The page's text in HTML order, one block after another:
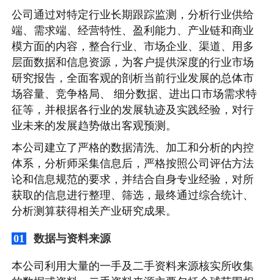
公司通过对特定行业长期跟踪监测，分析行业供给
端、需求端、经营特性、盈利能力、产业链和商业
模方面的内容，整合行业、市场企业、渠道、用多
层面数据和信息资源，为客户提供深度的行业市场
研究报告，全面客观的剖析当前行业发展的总体市
场容量、竞争格局、 细分数据、进出口市场需求特
征等，并根据各行业的发展轨迹及实践经验，对行
业未来的发展趋势做出客观预测。
本公司建立了严格的数据清洗、加工和分析的内控
体系，分析师采集信息后，严格按照公司评估方法
论和信息规范的要求，并结合自身专业经验，对所
获取的信息进行整理、筛选，最终通过综合统计、
分析测算获得相关产业研究成果。
01 数据与资料来源
本公司利用大量的一手及二手资料来源核实所收集